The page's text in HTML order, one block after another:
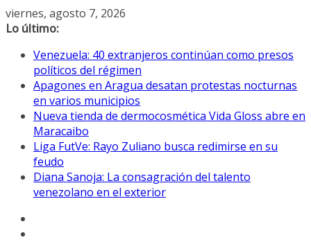
Saltar
al
viernes, agosto 7, 2026
Lo último:
Venezuela: 40 extranjeros continúan como presos
políticos del régimen
Apagones en Aragua desatan protestas nocturnas
en varios municipios
Nueva tienda de dermocosmética Vida Gloss abre en
Maracaibo
Liga FutVe: Rayo Zuliano busca redimirse en su
feudo
Diana Sanoja: La consagración del talento
venezolano en el exterior